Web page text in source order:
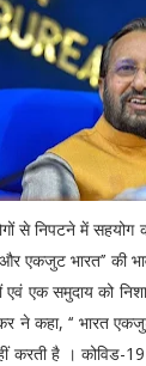
से निपटने में
एकजुट भारत’’ की
एवं एक समुदाय को
ने कहा, ‘‘ भारत
करती है । कोविड-